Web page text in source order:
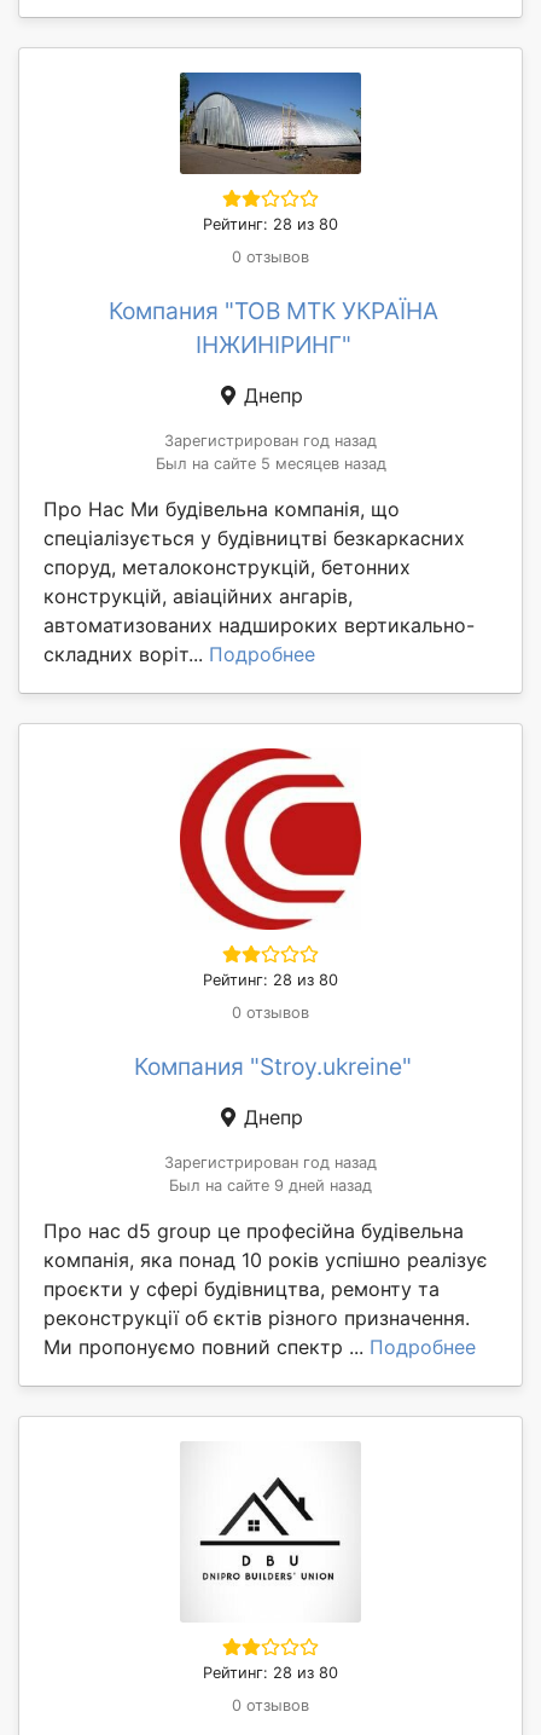
Рейтинг: 28 из 80
0 отзывов
Компания "ТОВ МТК УКРАЇНА
ІНЖИНІРИНГ"
Днепр
Зарегистрирован год назад
Был на сайте 5 месяцев назад
Про Нас Ми будівельна компанія, що
спеціалізується у будівництві безкаркасних
споруд, металоконструкцій, бетонних
конструкцій, авіаційних ангарів,
автоматизованих надшироких вертикально-
складних воріт... Подробнее
Рейтинг: 28 из 80
0 отзывов
Компания "Stroy.ukreine"
Днепр
Зарегистрирован год назад
Был на сайте 9 дней назад
Про нас d5 group це професійна будівельна
компанія, яка понад 10 років успішно реалізує
проєкти у сфері будівництва, ремонту та
реконструкції об єктів різного призначення.
Ми пропонуємо повний спектр ... Подробнее
Рейтинг: 28 из 80
0 отзывов